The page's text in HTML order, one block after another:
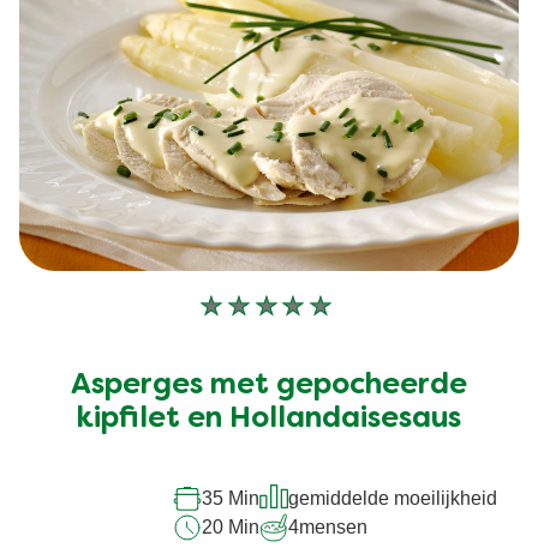
Geen
voor
deze
Asperges met gepocheerde
kipfilet en Hollandaisesaus
35 Min
gemiddelde moeilijkheid
20 Min
4mensen